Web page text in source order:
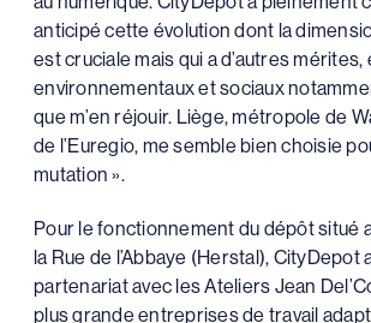
anticipé cette évolution dont la
est cruciale mais qui a d’autres
environnementaux et sociaux
que m’en réjouir. Liège, métropole de
de l’Euregio, me semble bien choisie
mutation ».
Pour le fonctionnement du dépôt situé
la Rue de l’Abbaye (Herstal), CityDepot
partenariat avec les Ateliers Jean
plus grande entreprises de travail